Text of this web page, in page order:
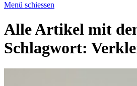
Menü schiessen
Alle Artikel mit
Schlagwort: